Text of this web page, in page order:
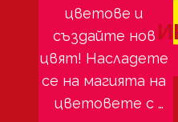
цветове и
създайте нов
цвят! Насладете
се на магията на
цветовете с